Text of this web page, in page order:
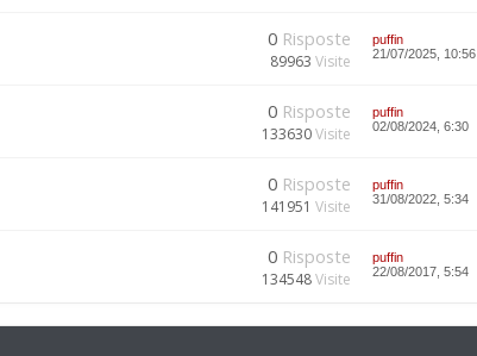
0 Risposte
89963 Visite
puffin
21/07/2025, 10:56
0 Risposte
133630Visite
puffin
02/08/2024, 6:30
0 Risposte
141951 Visite
puffin
31/08/2022, 5:34
0 Risposte
134548Visite
puffin
22/08/2017, 5:54